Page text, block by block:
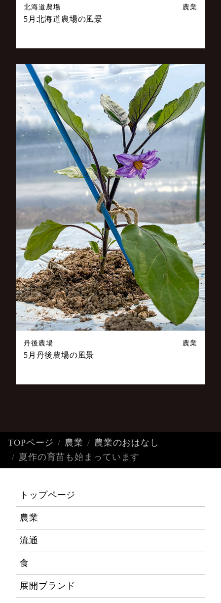
北海道農場 農業
5月北海道農場の風景
丹後農場 農業
5月丹後農場の風景
TOPページ 農業
農業のおはなし
夏作の育苗も始まっています
トップページ
農業
流通
食
展開ブランド